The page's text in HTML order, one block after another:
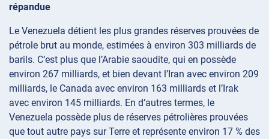
répandue
Le Venezuela détient les plus grandes réserves prouvées de
pétrole brut au monde, estimées à environ 303 milliards de
barils. C’est plus que l’Arabie saoudite, qui en possède
environ 267 milliards, et bien devant l’Iran avec environ 209
milliards, le Canada avec environ 163 milliards et l’Irak
avec environ 145 milliards. En d’autres termes, le
Venezuela possède plus de réserves pétrolières prouvées
que tout autre pays sur Terre et représente environ 17 % des